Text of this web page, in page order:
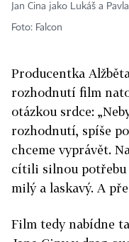
Jan Cina jako Lukáš a
Foto: Falcon
Producentka
rozhodnutí film
otázkou srdce:
rozhodnutí, spíše
chceme vyprávět.
cítili silnou potřebu
milý a laskavý. A
Film tedy nabídne